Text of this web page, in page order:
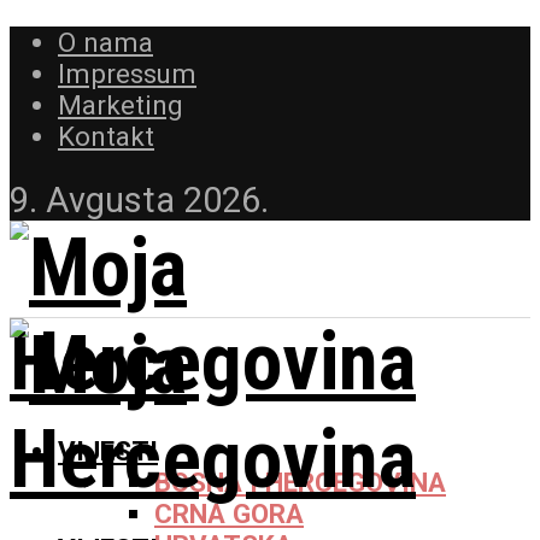
O nama
Impressum
Marketing
Kontakt
9. Avgusta 2026.
VIJESTI
BOSNA I HERCEGOVINA
CRNA GORA